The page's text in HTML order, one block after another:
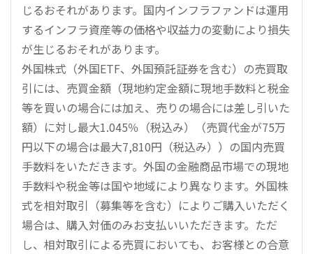
じるおそれがあります。国内インフラファンドは運用
するインフラ資産等の価格や収益力の変動により損失
が生じるおそれがあります。
外国株式（外国ETF、外国預託証券を含む）の売買取
引には、売買金額（現地約定金額に現地手数料と税金
等を買いの場合には加え、売りの場合には差し引いた
額）に対し最大1.045％（税込み）（売買代金が75万
円以下の場合は最大7,810円（税込み））の国内売買
手数料をいただきます。外国の金融商品市場での現地
手数料や税金等は国や地域により異なります。外国株
式を相対取引（募集等を含む）によりご購入いただく
場合は、購入対価のみお支払いいただきます。ただ
し、相対取引による売買においても、お客様との合意